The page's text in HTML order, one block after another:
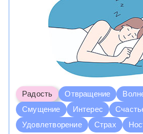
Радость Отвращение
Смущение
Интерес
Удовлетворение
Страх